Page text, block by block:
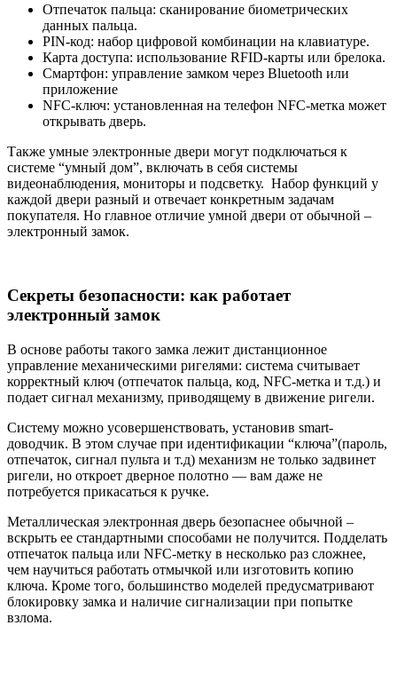
Отпечаток пальца: сканирование биометрических
данных пальца.
PIN-код: набор цифровой комбинации на клавиатуре.
Карта доступа: использование RFID-карты или брелока.
Смартфон: управление замком через Bluetooth или
приложение
NFC-ключ: установленная на телефон NFC-метка может
открывать дверь.
Также умные электронные двери могут подключаться к
системе “умный дом”, включать в себя системы
видеонаблюдения, мониторы и подсветку. Набор функций у
каждой двери разный и отвечает конкретным задачам
покупателя. Но главное отличие умной двери от обычной –
электронный замок.
Секреты безопасности: как работает
электронный замок
В основе работы такого замка лежит дистанционное
управление механическими ригелями: система считывает
корректный ключ (отпечаток пальца, код, NFC-метка и т.д.) и
подает сигнал механизму, приводящему в движение ригели.
Систему можно усовершенствовать, установив smart-
доводчик. В этом случае при идентификации “ключа”(пароль,
отпечаток, сигнал пульта и т.д) механизм не только задвинет
ригели, но откроет дверное полотно — вам даже не
потребуется прикасаться к ручке.
Металлическая электронная дверь безопаснее обычной –
вскрыть ее стандартными способами не получится. Подделать
отпечаток пальца или NFC-метку в несколько раз сложнее,
чем научиться работать отмычкой или изготовить копию
ключа. Кроме того, большинство моделей предусматривают
блокировку замка и наличие сигнализации при попытке
взлома.